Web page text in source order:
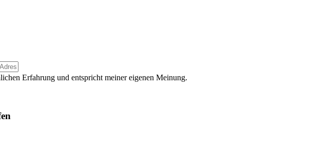
Erfahrung und entspricht meiner eigenen Meinung.